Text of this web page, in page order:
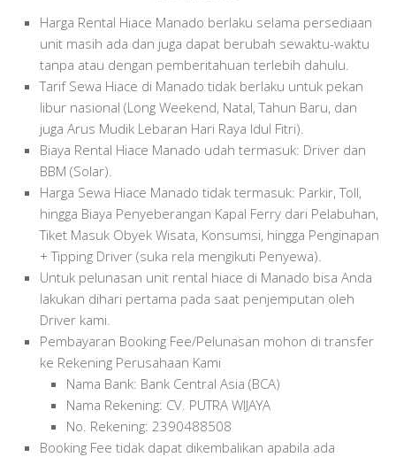
Harga Rental Hiace Manado berlaku selama persediaan
unit masih ada dan juga dapat berubah sewaktu-waktu
tanpa atau dengan pemberitahuan terlebih dahulu.
Tarif Sewa Hiace di Manado tidak berlaku untuk pekan
libur nasional (Long Weekend, Natal, Tahun Baru, dan
juga Arus Mudik Lebaran Hari Raya Idul Fitri).
Biaya Rental Hiace Manado udah termasuk: Driver dan
BBM (Solar).
Harga Sewa Hiace Manado tidak termasuk: Parkir, Toll,
hingga Biaya Penyeberangan Kapal Ferry dari Pelabuhan,
Tiket Masuk Obyek Wisata, Konsumsi, hingga Penginapan
+ Tipping Driver (suka rela mengikuti Penyewa).
Untuk pelunasan unit rental hiace di Manado bisa Anda
lakukan dihari pertama pada saat penjemputan oleh
Driver kami.
Pembayaran Booking Fee/Pelunasan mohon di transfer
ke Rekening Perusahaan Kami
Nama Bank: Bank Central Asia (BCA)
Nama Rekening: CV. PUTRA WIJAYA
No. Rekening: 2390488508
Booking Fee tidak dapat dikembalikan apabila ada